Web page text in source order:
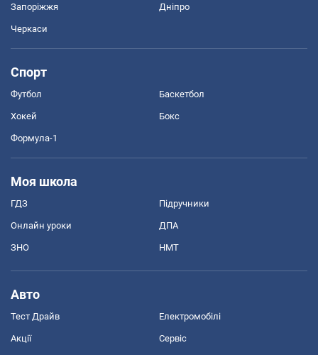
Запоріжжя Дніпро
Черкаси
Спорт
Футбол Баскетбол
Хокей Бокс
Формула-1
Моя школа
ГДЗ Підручники
Онлайн уроки ДПА
ЗНО НМТ
Авто
Тест Драйв Електромобілі
Акції Сервіс